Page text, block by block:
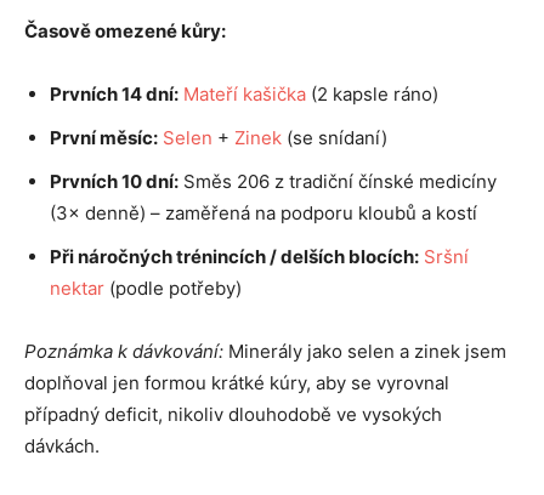
Časově omezené kůry:
Prvních 14 dní: Mateří kašička (2 kapsle ráno)
První měsíc: Selen + Zinek (se snídaní)
Prvních 10 dní: Směs 206 z tradiční čínské medicíny
(3× denně) – zaměřená na podporu kloubů a kostí
Při náročných trénincích / delších blocích: Sršní
nektar (podle potřeby)
Poznámka k dávkování: Minerály jako selen a zinek jsem
doplňoval jen formou krátké kúry, aby se vyrovnal
případný deficit, nikoliv dlouhodobě ve vysokých
dávkách.